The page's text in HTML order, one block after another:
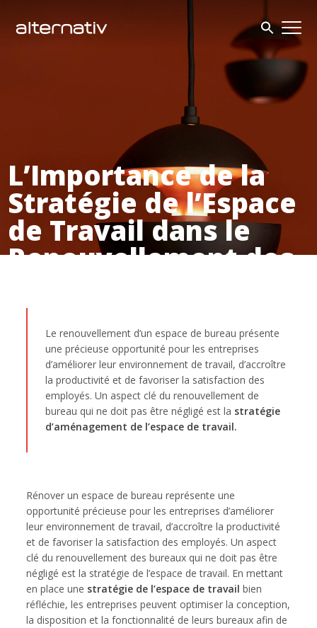
L’Importance de la
Stratégie de l’Espace
de Travail dans le
Renouvellement des
Le renouvellement d’un espace de bureau présente
une précieuse opportunité pour les entreprises
d’améliorer leur environnement de travail, d’accroître
la productivité et de favoriser la satisfaction des
employés. Un aspect clé du renouvellement de
bureau qui ne doit pas être négligé est la stratégie
d’aménagement de l’espace de travail.
Rénover un espace de bureau représente une
opportunité précieuse pour les entreprises d’améliorer
leur environnement de travail, d’accroître la productivité
et de favoriser la satisfaction des employés. Un aspect
clé du renouvellement des bureaux qui ne doit pas être
négligé est la stratégie de l’espace de travail. En mettant
en place une stratégie de l’espace de travailbien
réfléchie, les entreprises peuvent optimiser la conception,
la disposition et la fonctionnalité de leurs bureaux afin de